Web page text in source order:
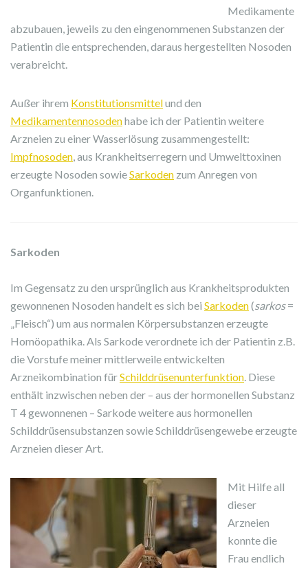
Medikamente
abzubauen, jeweils zu den eingenommenen Substanzen der
Patientin die entsprechenden, daraus hergestellten Nosoden
verabreicht.
Außer ihrem Konstitutionsmittelund den
Medikamentennosodenhabe ich der Patientin weitere
Arzneien zu einer Wasserlösung zusammengestellt:
Impfnosoden, aus Krankheitserregern und Umwelttoxinen
erzeugte Nosoden sowieSarkoden zum Anregen von
Organfunktionen.
Sarkoden
Im Gegensatz zu den ursprünglich aus Krankheitsprodukten
gewonnenen Nosoden handelt es sich bei Sarkoden(sarkos=
„Fleisch“) um aus normalen Körpersubstanzen erzeugte
Homöopathika. Als Sarkode verordnete ich der Patientin z.B.
die Vorstufe meiner mittlerweile entwickelten
Arzneikombination fürSchilddrüsenunterfunktion. Diese
enthält inzwischen neben der – aus der hormonellen Substanz
T 4 gewonnenen – Sarkode weitere aus hormonellen
Schilddrüsensubstanzen sowie Schilddrüsengewebe erzeugte
Arzneien dieser Art.
Mit Hilfe all
dieser
Arzneien
konnte die
Frau endlich